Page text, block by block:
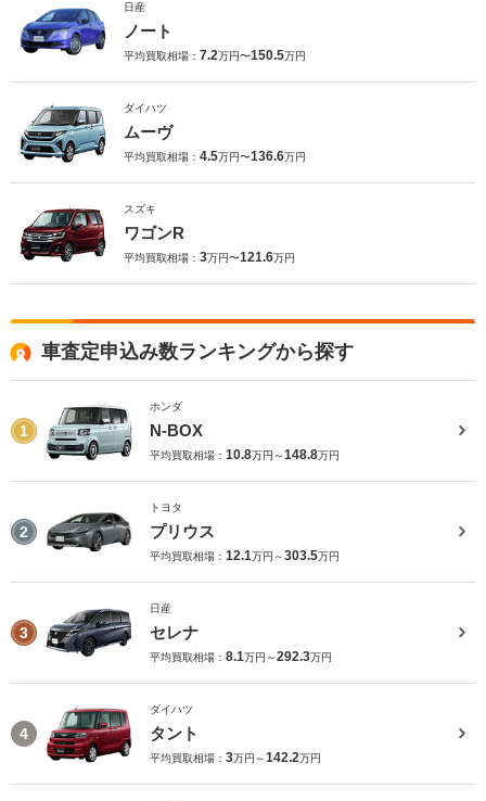
日産
ノート
平均買取相場： 7.2万円〜150.5万円
ダイハツ
ムーヴ
平均買取相場： 4.5万円〜136.6万円
スズキ
ワゴンR
平均買取相場： 3万円〜121.6万円
車査定申込み数ランキングから探す
1
ホンダ
N-BOX
平均買取相場： 10.8万円～148.8万円
2
トヨタ
プリウス
平均買取相場： 12.1万円～303.5万円
3
日産
セレナ
平均買取相場： 8.1万円～292.3万円
4
ダイハツ
タント
平均買取相場： 3万円～142.2万円